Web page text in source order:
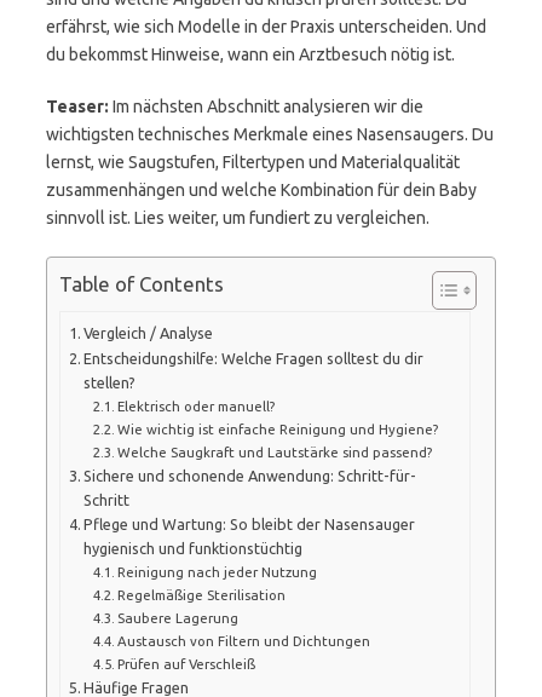
erfährst, wie sich Modelle in der Praxis unterscheiden. Und
du bekommst Hinweise, wann ein Arztbesuch nötig ist.
Teaser: Im nächsten Abschnitt analysieren wir die
wichtigsten technisches Merkmale eines Nasensaugers. Du
lernst, wie Saugstufen, Filtertypen und Materialqualität
zusammenhängen und welche Kombination für dein Baby
sinnvoll ist. Lies weiter, um fundiert zu vergleichen.
Table of Contents
Vergleich / Analyse
Entscheidungshilfe: Welche Fragen solltest du dir
stellen?
Elektrisch oder manuell?
Wie wichtig ist einfache Reinigung und Hygiene?
Welche Saugkraft und Lautstärke sind passend?
Sichere und schonende Anwendung: Schritt-für-
Schritt
Pflege und Wartung: So bleibt der Nasensauger
hygienisch und funktionstüchtig
Reinigung nach jeder Nutzung
Regelmäßige Sterilisation
Saubere Lagerung
Austausch von Filtern und Dichtungen
Prüfen auf Verschleiß
Häufige Fragen